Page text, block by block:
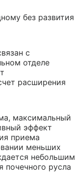
без развития
с
отделе
расширения
максимальный
эффект
приема
меньших
небольшим
почечного русла